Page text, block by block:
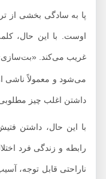
پا به سادگی بخشی از
اوست. با این حال، کلمه
غریب می‌کند. «بت‌سازی»
می‌شود و معمولاً ناشی از
داشتن اغلب چیز مطلوبی
با این حال، داشتن فتیش
رابطه و زندگی فرد اختلال
ناراحتی قابل توجه، آسیب